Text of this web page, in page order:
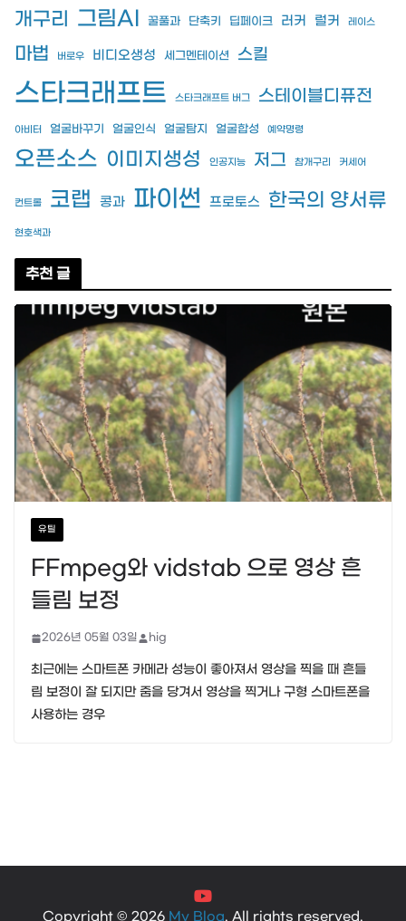
개구리 그림AI 꿀풀과 단축키 딥페이크 러커 럴커 레이스
마법 버로우 비디오생성 세그멘테이션 스킬
스타크래프트 스타크래프트 버그 스테이블디퓨전
아비터 얼굴바꾸기 얼굴인식 얼굴탐지 얼굴합성 예약명령
오픈소스 이미지생성 인공지능 저그 참개구리 커세어
컨트롤 코랩 콩과 파이썬 프로토스 한국의 양서류
현호색과
추천 글
유틸
FFmpeg와 vidstab 으로 영상 흔
들림 보정
2026년 05월 03일 hig
최근에는 스마트폰 카메라 성능이 좋아져서 영상을 찍을 때 흔들
림 보정이 잘 되지만 줌을 당겨서 영상을 찍거나 구형 스마트폰을
사용하는 경우
Copyright © 2026 My Blog. All rights reserved.